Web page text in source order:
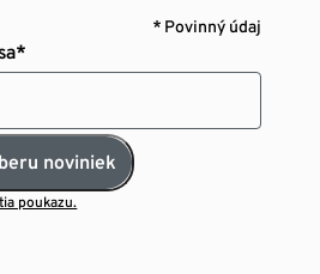
* Povinný údaj
noviniek
poukazu.